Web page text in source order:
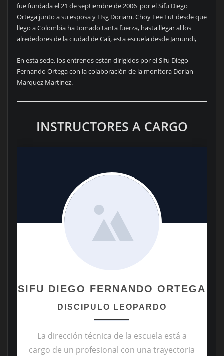
fue fundada el 21 de septiembre de 2006 por el Sifu Diego
Ortega junto a su esposa y Hsg Doriam. Choy Lee Fut desde que
llego a Colombia ha tomado tanta fuerza, hasta llegar al los
alrededores de la ciudad de Cali, esta escuela desde Jamundi,
En esta sede, los entrenos están dirigidos por el Sifu Diego
Fernando Ortega con la colaboración de la monitora Dorian
Marquez Martinez.
INSTRUCTORES A CARGO
SIFU DIEGO FERNANDO ORTEGA
DISCIPULO LEOPARDO
La dirección técnica de la escuela está a
cargo de un profesional con una trayectoria